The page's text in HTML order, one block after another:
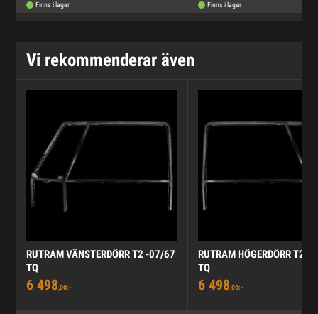
Finns i lager Finns i lager
Vi rekommenderar även
RUTRAM VÄNSTERDÖRR T2 -07/67
TQ
6 498,00:-
RUTRAM HÖGERDÖRR T2 -
TQ
6 498,00:-